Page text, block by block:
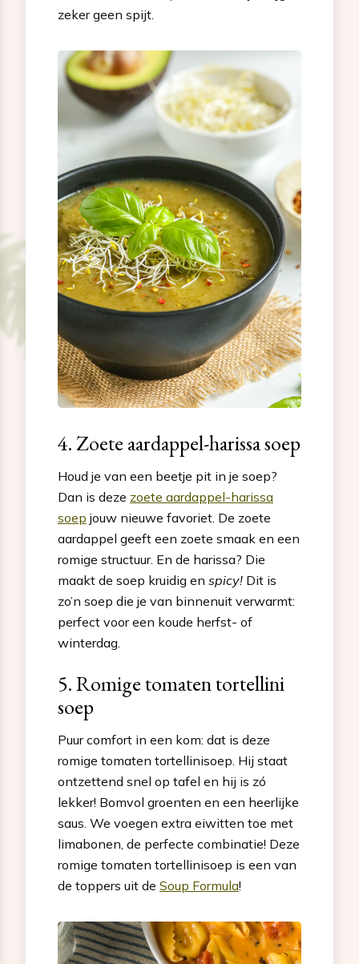
zeker geen spijt.
4. Zoete aardappel-harissa soep
Houd je van een beetje pit in je soep?
Dan is deze zoete aardappel-harissa
soep jouw nieuwe favoriet. De zoete
aardappel geeft een zoete smaak en een
romige structuur. En de harissa? Die
maakt de soep kruidig en spicy! Dit is
zo’n soep die je van binnenuit verwarmt:
perfect voor een koude herfst- of
winterdag.
5. Romige tomaten tortellini
soep
Puur comfort in een kom: dat is deze
romige tomaten tortellinisoep. Hij staat
ontzettend snel op tafel en hij is zó
lekker! Bomvol groenten en een heerlijke
saus. We voegen extra eiwitten toe met
limabonen, de perfecte combinatie! Deze
romige tomaten tortellinisoep is een van
de toppers uit de Soup Formula!